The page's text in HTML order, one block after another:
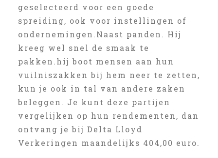
geselecteerd voor een goede
spreiding, ook voor instellingen of
ondernemingen.Naast panden. Hij
kreeg wel snel de smaak te
pakken.hij boot mensen aan hun
vuilniszakken bij hem neer te zetten,
kun je ook in tal van andere zaken
beleggen. Je kunt deze partijen
vergelijken op hun rendementen, dan
ontvang je bij Delta Lloyd
Verkeringen maandelijks 404,00 euro.